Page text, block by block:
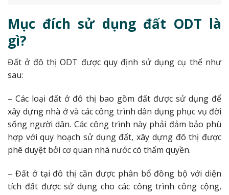
Mục đích sử dụng đất ODT là
gì?
Đất ở đô thị ODT được quy định sử dụng cụ thể như
sau:
– Các loại đất ở đô thị bao gồm đất được sử dụng để
xây dựng nhà ở và các công trình dân dụng phục vụ đời
sống người dân. Các công trình này phải đảm bảo phù
hợp với quy hoạch sử dụng đất, xây dựng đô thị được
phê duyệt bởi cơ quan nhà nước có thẩm quyền.
– Đất ở tại đô thị cần được phân bổ đồng bộ với diện
tích đất được sử dụng cho các công trình công cộng,